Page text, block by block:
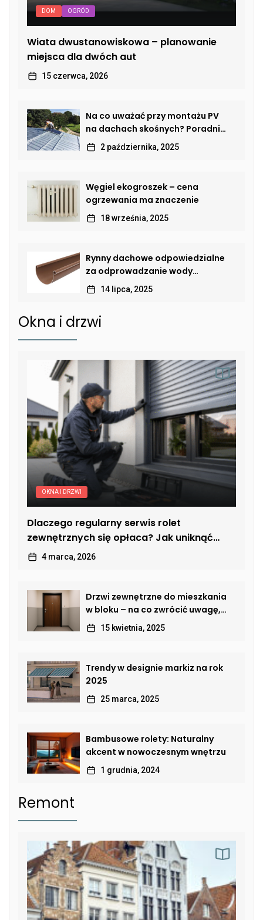
DOM OGRÓD
Wiata dwustanowiskowa – planowanie
miejsca dla dwóch aut
15 czerwca, 2026
Na co uważać przy montażu PV
na dachach skośnych? Poradnik
dla właścicieli domów
2 października, 2025
Węgiel ekogroszek – cena
ogrzewania ma znaczenie
18 września, 2025
Rynny dachowe odpowiedzialne
za odprowadzanie wody
deszczowej
14 lipca, 2025
Okna i drzwi
OKNA I DRZWI
Dlaczego regularny serwis rolet
zewnętrznych się opłaca? Jak uniknąć
kosztownych usterek
4 marca, 2026
Drzwi zewnętrzne do mieszkania
w bloku – na co zwrócić uwagę,
by połączyć bezpieczeństwo,
estetykę i komfort?
15 kwietnia, 2025
Trendy w designie markiz na rok
2025
25 marca, 2025
Bambusowe rolety: Naturalny
akcent w nowoczesnym wnętrzu
1 grudnia, 2024
Remont